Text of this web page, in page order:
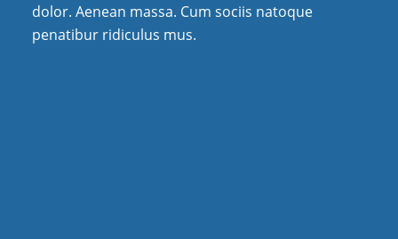
dolor. Aenean massa. Cum sociis natoque
penatibur ridiculus mus.